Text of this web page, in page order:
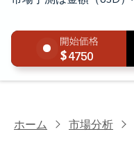
4750
ホーム 市場分析